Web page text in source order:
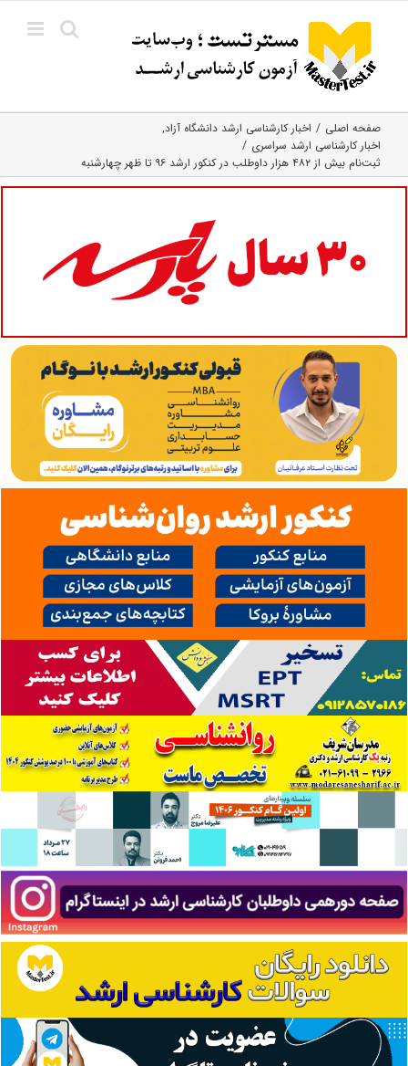
content
صفحه اصلی
اخبار کارشناسی ارشد دانشگاه آزاد
اخبار کارشناسی ارشد سراسری
ثبت‌نام بیش از ۴۸۲ هزار داوطلب در کنکور ارشد ۹۶ تا ظهر چهارشنبه